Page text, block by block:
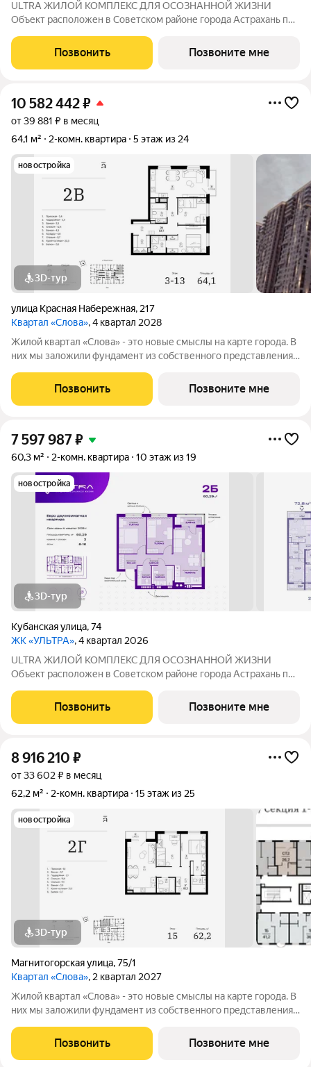
ULTRA ЖИЛОЙ КОМПЛЕКС ДЛЯ ОСОЗНАННОЙ ЖИЗНИ
Объект расположен в Советском районе города Астрахань по
Дата ввода в эксплуатацию первой очереди: IV кв. 2026 года.
Но уже сейчас вы можете
Позвонить Позвоните мне
10 582 442₽
от 39 881 ₽ в месяц
64,1 м²
2-комн. квартира 5 этаж из 24
новостройка
3D-тур
улица Красная Набережная, 217
Квартал «Слова», 4 квартал 2028
Жилой квартал «Слова» - это новые смыслы на карте города. В
них мы заложили фундамент из собственного представления
уют добрососедства, а также многонациональность нашего
города. Ведь именно
Позвонить Позвоните мне
7 597 987₽
60,3 м² 2-комн. квартира 10 этаж из 19
новостройка
3D-тур
Кубанская улица,74
ЖК «УЛЬТРА», 4 квартал 2026
ULTRA ЖИЛОЙ КОМПЛЕКС ДЛЯ ОСОЗНАННОЙ ЖИЗНИ
Объект расположен в Советском районе города Астрахань по
Дата ввода в эксплуатацию первой очереди: IV кв. 2026 года.
Но уже сейчас вы можете
Позвонить Позвоните мне
8 916 210 ₽
от 33 602 ₽ в месяц
62,2 м²
2-комн. квартира 15 этаж из 25
новостройка
3D-тур
Магнитогорская улица,75/1
Квартал «Слова», 2 квартал 2027
Жилой квартал «Слова» - это новые смыслы на карте города. В
них мы заложили фундамент из собственного представления
уют добрососедства, а также многонациональность нашего
города. Ведь именно
Позвонить Позвоните мне